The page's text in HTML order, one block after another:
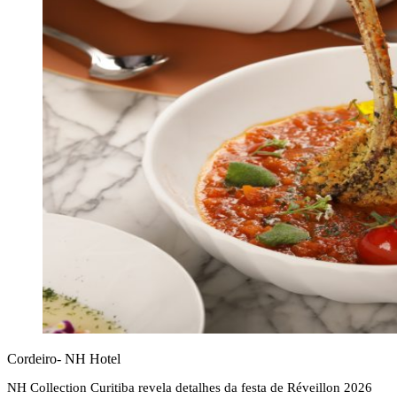
Cordeiro- NH Hotel
NH Collection Curitiba revela detalhes da festa de Réveillon 2026